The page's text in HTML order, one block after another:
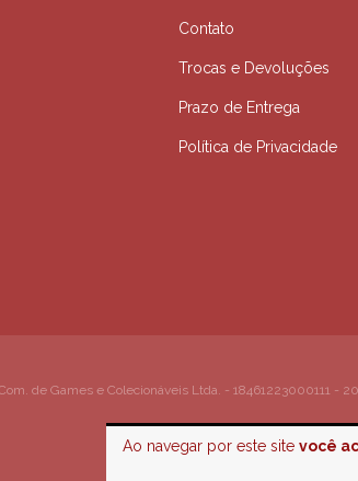
Ao navegar por este site você
Contato
Trocas e Devoluções
Prazo de Entrega
Política de Privacidade
de Games e Colecionáveis Ltda. - 18461223000111 -